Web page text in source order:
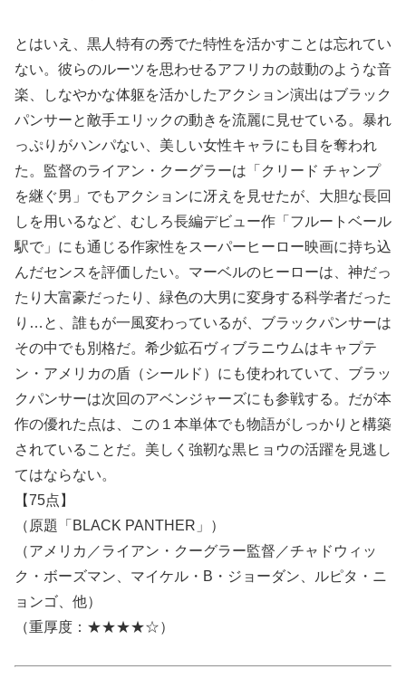
とはいえ、黒人特有の秀でた特性を活かすことは忘れてい
ない。彼らのルーツを思わせるアフリカの鼓動のような音
楽、しなやかな体躯を活かしたアクション演出はブラック
パンサーと敵手エリックの動きを流麗に見せている。暴れ
っぷりがハンパない、美しい女性キャラにも目を奪われ
た。監督のライアン・クーグラーは「クリード チャンプ
を継ぐ男」でもアクションに冴えを見せたが、大胆な長回
しを用いるなど、むしろ長編デビュー作「フルートベール
駅で」にも通じる作家性をスーパーヒーロー映画に持ち込
んだセンスを評価したい。マーベルのヒーローは、神だっ
たり大富豪だったり、緑色の大男に変身する科学者だった
り…と、誰もが一風変わっているが、ブラックパンサーは
その中でも別格だ。希少鉱石ヴィブラニウムはキャプテ
ン・アメリカの盾（シールド）にも使われていて、ブラッ
クパンサーは次回のアベンジャーズにも参戦する。だが本
作の優れた点は、この１本単体でも物語がしっかりと構築
されていることだ。美しく強靭な黒ヒョウの活躍を見逃し
てはならない。
【75点】
（原題「BLACK PANTHER」）
（アメリカ／ライアン・クーグラー監督／チャドウィッ
ク・ボーズマン、マイケル・B・ジョーダン、ルピタ・ニ
ョンゴ、他）
（重厚度：★★★★☆）